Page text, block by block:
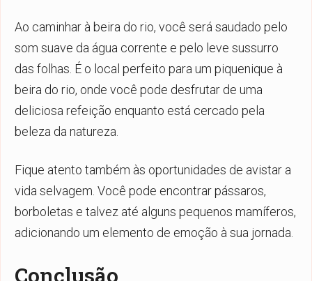
Ao caminhar à beira do rio, você será saudado pelo
som suave da água corrente e pelo leve sussurro
das folhas. É o local perfeito para um piquenique à
beira do rio, onde você pode desfrutar de uma
deliciosa refeição enquanto está cercado pela
beleza da natureza.
Fique atento também às oportunidades de avistar a
vida selvagem. Você pode encontrar pássaros,
borboletas e talvez até alguns pequenos mamíferos,
adicionando um elemento de emoção à sua jornada.
Conclusão